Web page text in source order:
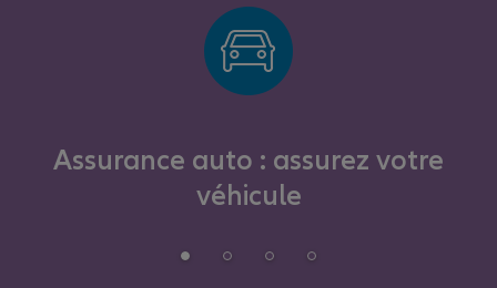
Assurance auto : assurez votre
véhicule